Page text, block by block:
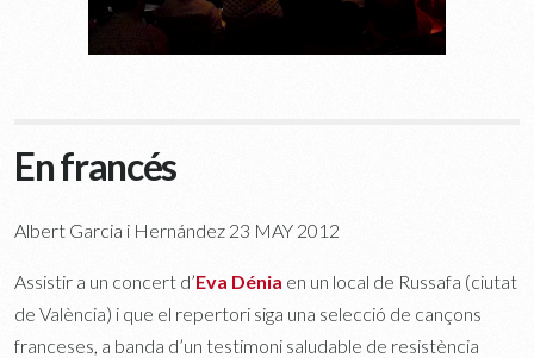
En francés
Albert Garcia i Hernández 23 MAY 2012
Assistir a un concert d’Eva Dénia en un local de Russafa (ciutat
de València) i que el repertori siga una selecció de cançons
franceses, a banda d’un testimoni saludable de resistència